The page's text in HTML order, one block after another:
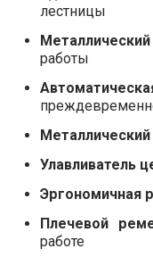
лестницы
работы
Металлический
Улавливатель
Эргономичная
Плечевой
работе